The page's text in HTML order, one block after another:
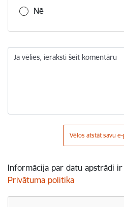
Nē
Ja vēlies, ieraksti šeit komentāru
Vēlos atstāt savu
Informācija par datu apstrādi ir
Privātuma politika